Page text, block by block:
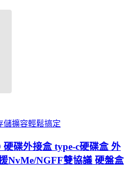
儲擴容輕鬆搞定
碟外接盒 type-c硬碟盒 外
NvMe/NGFF雙協議 硬盤盒